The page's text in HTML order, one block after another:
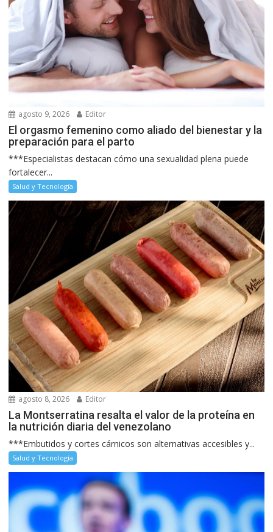
agosto 9, 2026 Editor
El orgasmo femenino como aliado del bienestar y la
preparación para el parto
***Especialistas destacan cómo una sexualidad plena puede
fortalecer...
Salud y Tecnología
agosto 8, 2026 Editor
La Montserratina resalta el valor de la proteína en
la nutrición diaria del venezolano
***Embutidos y cortes cárnicos son alternativas accesibles y...
Salud y Tecnología